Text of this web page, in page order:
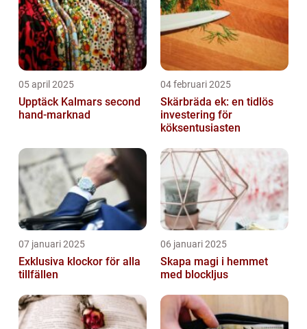
05 april 2025
Upptäck Kalmars second
hand-marknad
04 februari 2025
Skärbräda ek: en tidlös
investering för
köksentusiasten
07 januari 2025
Exklusiva klockor för alla
tillfällen
06 januari 2025
Skapa magi i hemmet
med blockljus